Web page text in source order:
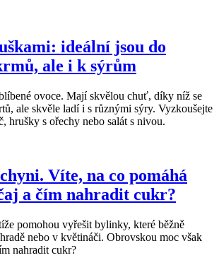
ideální jsou do
ale i k sýrům
ovoce. Mají skvělou chuť, díky níž se
ale skvěle ladí i s různými sýry. Vyzkoušejte
hrušky s ořechy nebo salát s nivou.
Víte, na co pomáhá
a čím nahradit cukr?
pomohou vyřešit bylinky, které běžně
nebo v květináči. Obrovskou moc však
nahradit cukr?